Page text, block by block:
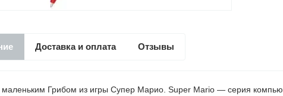
Доставка и оплата Отзывы
маленьким Грибом из игры Супер Марио. Super Mario — серия